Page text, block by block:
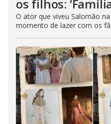
os filhos:
O ator que viveu Salomão
momento de lazer com os